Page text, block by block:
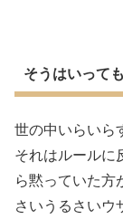
そうはいっても
世の中いらいら
それはルールに
ら黙っていた方
さいうるさいウ